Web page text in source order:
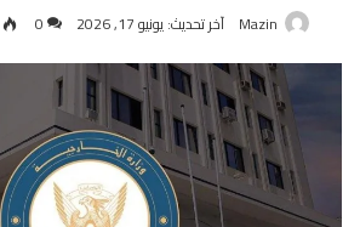
Mazin آخر تحديث: يونيو 17, 2026 0